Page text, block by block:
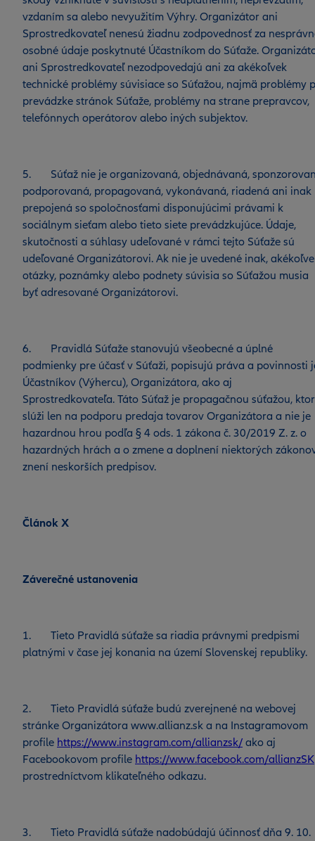
vzdaním sa alebo nevyužitím Výhry. Organizátor ani
Sprostredkovateľ nenesú žiadnu zodpovednosť za
osobné údaje poskytnuté Účastníkom do Súťaže.
ani Sprostredkovateľ nezodpovedajú ani za akékoľvek
technické problémy súvisiace so Súťažou, najmä problémy
prevádzke stránok Súťaže, problémy na strane prepravcov,
telefónnych operátorov alebo iných subjektov.
5. Súťaž nie je organizovaná, objednávaná,
podporovaná, propagovaná, vykonávaná, riadená ani inak
prepojená so spoločnosťami disponujúcimi právami k
sociálnym sieťam alebo tieto siete prevádzkujúce. Údaje,
skutočnosti a súhlasy udeľované v rámci tejto Súťaže sú
udeľované Organizátorovi. Ak nie je uvedené inak,
otázky, poznámky alebo podnety súvisia so Súťažou musia
byť adresované Organizátorovi.
6. Pravidlá Súťaže stanovujú všeobecné a úplné
podmienky pre účasť v Súťaži, popisujú práva a povinnosti
Účastníkov (Výhercu), Organizátora, ako aj
Sprostredkovateľa. Táto Súťaž je propagačnou súťažou,
slúži len na podporu predaja tovarov Organizátora a nie je
hazardnou hrou podľa § 4 ods. 1 zákona č. 30/2019 Z. z. o
hazardných hrách a o zmene a doplnení niektorých
znení neskorších predpisov.
Článok X
Záverečné ustanovenia
1. Tieto Pravidlá súťaže sa riadia právnymi predpismi
platnými v čase jej konania na území Slovenskej republiky.
2. Tieto Pravidlá súťaže budú zverejnené na webovej
stránke Organizátora www.allianz.sk a na Instagramovom
profile https://www.instagram.com/allianzsk/ ako aj
Facebookovom profile https://www.facebook.com/allianzSK
prostredníctvom klikateľného odkazu.
3. Tieto Pravidlá súťaže nadobúdajú účinnosť dňa 9. 10.